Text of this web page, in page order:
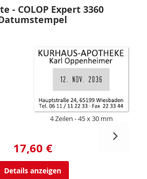
- COLOP Expert 3360
4 Zeilen 45 x 30 mm
17,60 €
Details anzeigen